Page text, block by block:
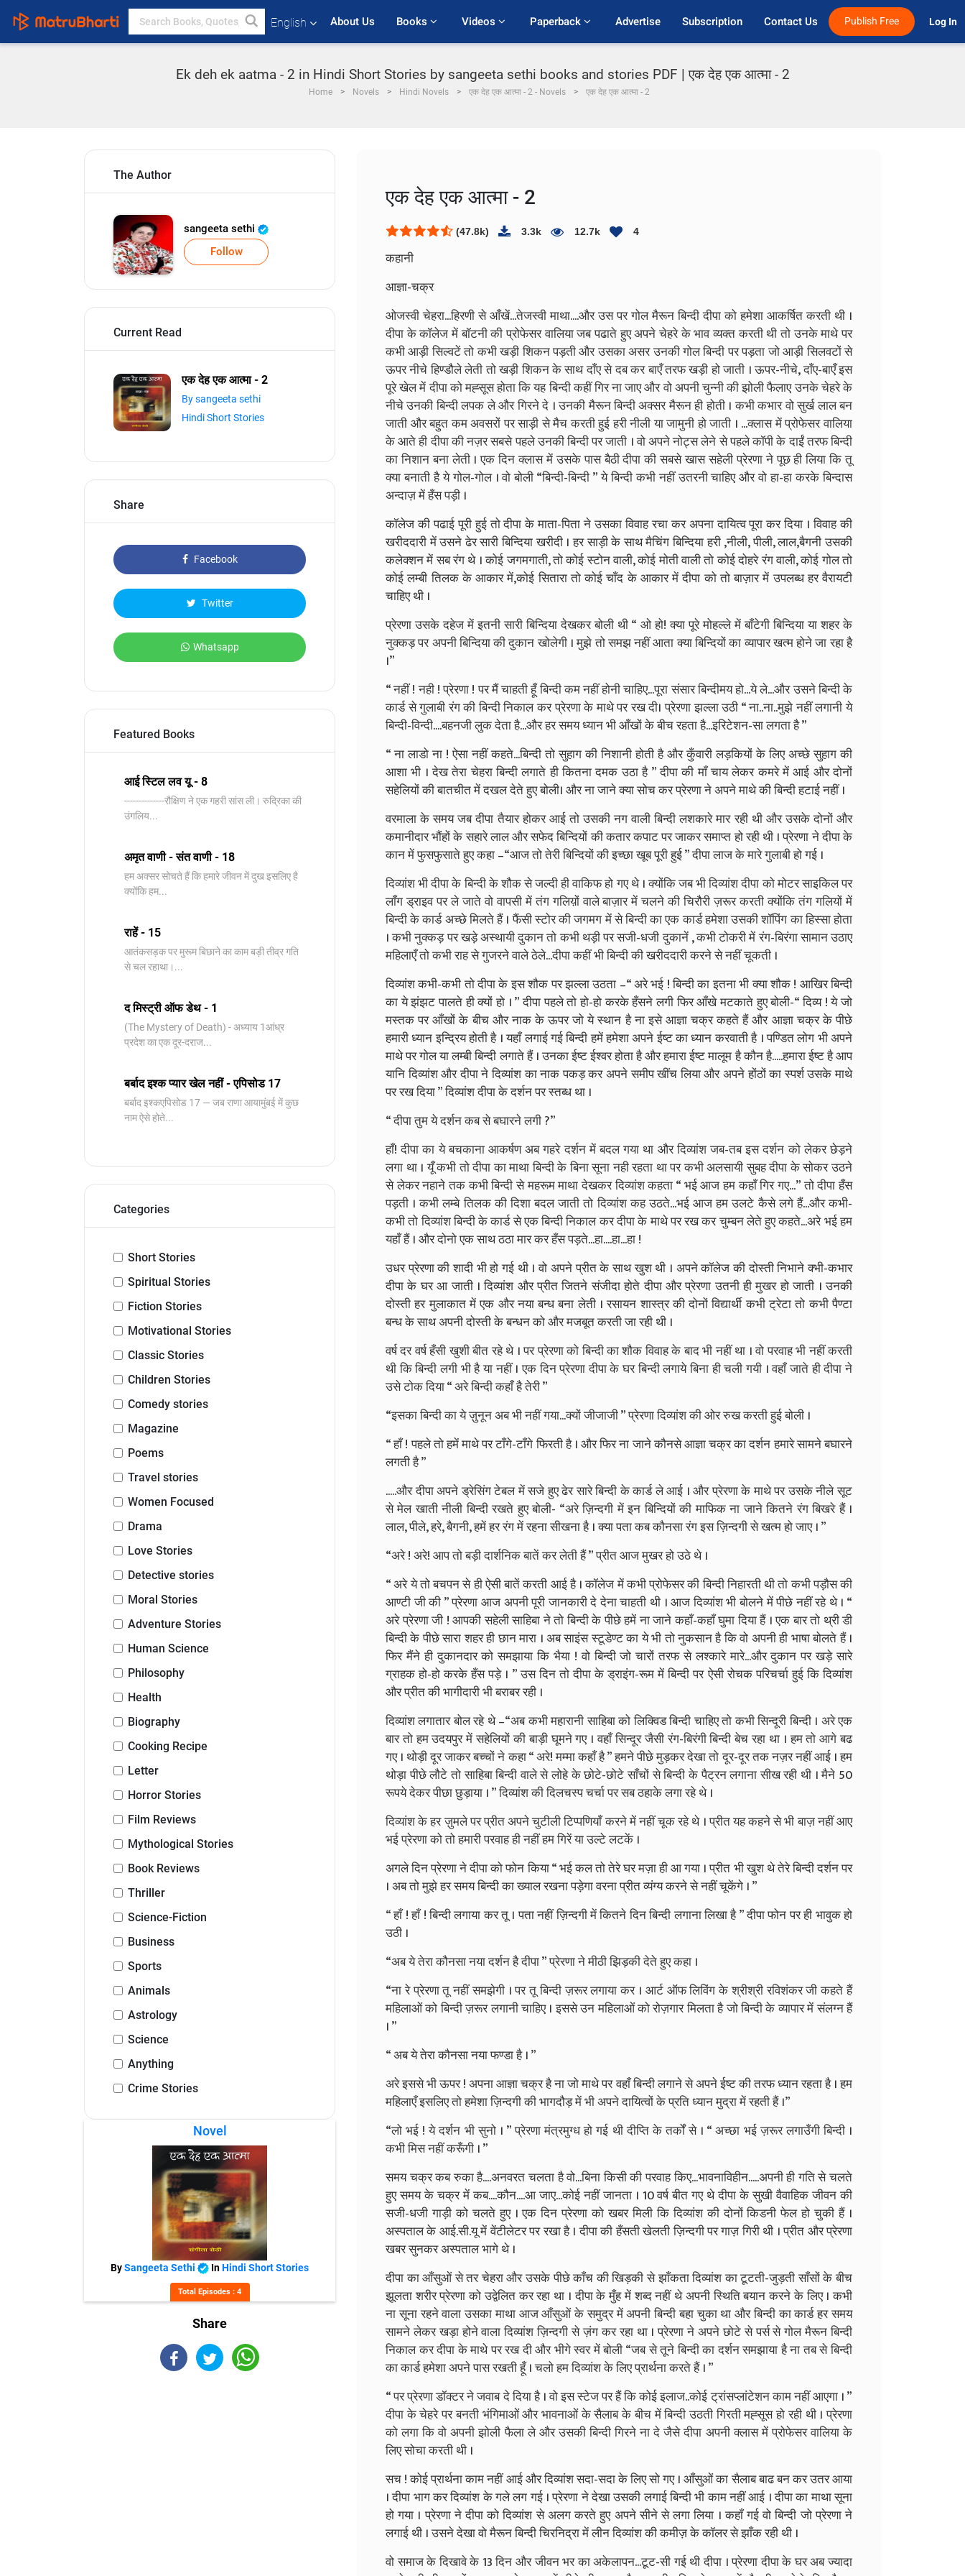
English About Us Books Videos Paperback Advertise Subscription Contact Us Publish Free Log In
Ek deh ek aatma - 2 in Hindi Short Stories by sangeeta sethi books and stories PDF | एक देह एक आत्मा - 2
Home Novels Hindi Novels एक देह एक आत्मा - 2 - Novels एक देह एक आत्मा - 2
The Author
sangeeta sethi
Follow
Current Read
एक देह एक आत्मा - 2
By sangeeta sethi
Hindi Short Stories
Share
Facebook
Twitter
Whatsapp
Featured Books
आई स्टिल लव यू - 8
--------------रौक्षिण ने एक गहरी सांस ली। रुद्रिका की
उंगलिय...
अमृत वाणी - संत वाणी - 18
हम अक्सर सोचते हैं कि हमारे जीवन में दुख इसलिए है
क्योंकि हम...
राहें - 15
आतंकसड़क पर मुरूम बिछाने का काम बड़ी तीव्र गति
से चल रहाथा।...
द मिस्ट्री ऑफ डेथ - 1
(The Mystery of Death) - अध्याय 1आंध्र
प्रदेश का एक दूर-दराज...
बर्बाद इश्क प्यार खेल नहीं - एपिसोड 17
बर्बाद इश्कएपिसोड 17 — जब राणा आयामुंबई में कुछ
नाम ऐसे होते...
Categories
Short Stories
Spiritual Stories
Fiction Stories
Motivational Stories
Classic Stories
Children Stories
Comedy stories
Magazine
Poems
Travel stories
Women Focused
Drama
Love Stories
Detective stories
Moral Stories
Adventure Stories
Human Science
Philosophy
Health
Biography
Cooking Recipe
Letter
Horror Stories
Film Reviews
Mythological Stories
Book Reviews
Thriller
Science-Fiction
Business
Sports
Animals
Astrology
Science
Anything
Crime Stories
Novel
BySangeeta Sethi InHindi Short Stories
Total Episodes : 4
Share
एक देह एक आत्मा - 2
(47.8k) 3.3k 12.7k 4
कहानी
आज्ञा-चक्र
ओजस्वी चेहरा...हिरणी से आँखें...तेजस्वी माथा....और उस पर गोल मैरून बिन्दी दीपा को हमेशा आकर्षित करती थी ।
दीपा के कॉलेज में बॉटनी की प्रोफेसर वालिया जब पढाते हुए अपने चेहरे के भाव व्यक्त करती थी तो उनके माथे पर
कभी आड़ी सिल्वटें तो कभी खड़ी शिकन पड़ती और उसका असर उनकी गोल बिन्दी पर पड़ता जो आड़ी सिलवटों से
ऊपर नीचे हिण्डौले लेती तो खड़ी शिकन के साथ दाँए से दब कर बाएँ तरफ खड़ी हो जाती । ऊपर-नीचे, दाँए-बाएँ इस
पूरे खेल में दीपा को मह्सूस होता कि यह बिन्दी कहीं गिर ना जाए और वो अपनी चुन्नी की झोली फैलाए उनके चेहरे के
नीचे उनकी बिन्दी लपक ले और गिरने दे । उनकी मैरून बिन्दी अक्सर मैरून ही होती । कभी कभार वो सुर्ख लाल बन
जाती और बहुत कम अवसरों पर साड़ी से मैच करती हुई हरी नीली या जामुनी हो जाती । ...क्लास में प्रोफेसर वालिया
के आते ही दीपा की नज़र सबसे पहले उनकी बिन्दी पर जाती । वो अपने नोट्स लेने से पहले कॉपी के दाईं तरफ बिन्दी
का निशान बना लेती । एक दिन क्लास में उसके पास बैठी दीपा की सबसे खास सहेली प्रेरणा ने पूछ ही लिया कि तू
क्या बनाती है ये गोल-गोल । वो बोली “बिन्दी-बिन्दी ” ये बिन्दी कभी नहीं उतरनी चाहिए और वो हा-हा करके बिन्दास
अन्दाज़ में हँस पड़ी ।
कॉलेज की पढाई पूरी हुई तो दीपा के माता-पिता ने उसका विवाह रचा कर अपना दायित्व पूरा कर दिया । विवाह की
खरीददारी में उसने ढेर सारी बिन्दिया खरीदी । हर साड़ी के साथ मैचिंग बिन्दिया हरी ,नीली, पीली, लाल,बैगनी उसकी
कलेक्शन में सब रंग थे । कोई जगमगाती, तो कोई स्टोन वाली, कोई मोती वाली तो कोई दोहरे रंग वाली, कोई गोल तो
कोई लम्बी तिलक के आकार में,कोई सितारा तो कोई चाँद के आकार में दीपा को तो बाज़ार में उपलब्ध हर वैरायटी
चाहिए थी ।
प्रेरणा उसके दहेज में इतनी सारी बिन्दिया देखकर बोली थी “ ओ हो! क्या पूरे मोहल्ले में बाँटेगी बिन्दिया या शहर के
नुक्कड़ पर अपनी बिन्दिया की दुकान खोलेगी । मुझे तो समझ नहीं आता क्या बिन्दियों का व्यापार खत्म होने जा रहा है
।”
“ नहीं ! नही ! प्रेरणा ! पर मैं चाहती हूँ बिन्दी कम नहीं होनी चाहिए...पूरा संसार बिन्दीमय हो...ये ले...और उसने बिन्दी के
कार्ड से गुलाबी रंग की बिन्दी निकाल कर प्रेरणा के माथे पर रख दी। प्रेरणा झल्ला उठी “ ना..ना..मुझे नहीं लगानी ये
बिन्दी-विन्दी....बहनजी लुक देता है...और हर समय ध्यान भी आँखों के बीच रहता है...इरिटेशन-सा लगता है ”
“ ना लाडो ना ! ऐसा नहीं कहते...बिन्दी तो सुहाग की निशानी होती है और कुँवारी लड़कियों के लिए अच्छे सुहाग की
आशा भी । देख तेरा चेहरा बिन्दी लगाते ही कितना दमक उठा है ” दीपा की माँ चाय लेकर कमरे में आई और दोनों
सहेलियों की बातचीत में दखल देते हुए बोली। और ना जाने क्या सोच कर प्रेरणा ने अपने माथे की बिन्दी हटाई नहीं ।
वरमाला के समय जब दीपा तैयार होकर आई तो उसकी नग वाली बिन्दी लशकारे मार रही थी और उसके दोनों और
कमानीदार भौंहों के सहारे लाल और सफेद बिन्दियों की कतार कपाट पर जाकर समाप्त हो रही थी । प्रेरणा ने दीपा के
कान में फुसफुसाते हुए कहा –“आज तो तेरी बिन्दियों की इच्छा खूब पूरी हुई ” दीपा लाज के मारे गुलाबी हो गई ।
दिव्यांश भी दीपा के बिन्दी के शौक से जल्दी ही वाकिफ हो गए थे । क्योंकि जब भी दिव्यांश दीपा को मोटर साइकिल पर
लाँग ड्राइव पर ले जाते वो वापसी में तंग गलिय़ों वाले बाज़ार में चलने की चिरौरी ज़रूर करती क्योंकि तंग गलियों में
बिन्दी के कार्ड अच्छे मिलते हैं । फैंसी स्टोर की जगमग में से बिन्दी का एक कार्ड हमेशा उसकी शॉपिंग का हिस्सा होता
। कभी नुक्कड़ पर खड़े अस्थायी दुकान तो कभी थड़ी पर सजी-धजी दुकानें , कभी टोकरी में रंग-बिरंगा सामान उठाए
महिलाएँ तो कभी राह से गुजरने वाले ठेले...दीपा कहीं भी बिन्दी की खरीददारी करने से नहीं चूकती ।
दिव्यांश कभी-कभी तो दीपा के इस शौक पर झल्ला उठता –“ अरे भई ! बिन्दी का इतना भी क्या शौक ! आखिर बिन्दी
का ये झंझट पालते ही क्यों हो । ” दीपा पहले तो हो-हो करके हँसने लगी फिर आँखे मटकाते हुए बोली-“ दिव्य ! ये जो
मस्तक पर आँखों के बीच और नाक के ऊपर जो ये स्थान है ना इसे आज्ञा चक्र कहते हैं और आज्ञा चक्र के पीछे
हमारी ध्यान इन्द्रिय होती है । यहाँ लगाई गई बिन्दी हमें हमेशा अपने ईष्ट का ध्यान करवाती है । पण्डित लोग भी अपने
माथे पर गोल या लम्बी बिन्दी लगाते हैं । उनका ईष्ट ईश्वर होता है और हमारा ईष्ट मालूम है कौन है.....हमारा ईष्ट है आप
यानि दिव्यांश और दीपा ने दिव्यांश का नाक पकड़ कर अपने समीप खींच लिया और अपने होंठों का स्पर्श उसके माथे
पर रख दिया ” दिव्यांश दीपा के दर्शन पर स्तब्ध था ।
“ दीपा तुम ये दर्शन कब से बघारने लगी ?”
हाँ! दीपा का ये बचकाना आकर्षण अब गहरे दर्शन में बदल गया था और दिव्यांश जब-तब इस दर्शन को लेकर छेड़ने
लगा था । यूँ कभी तो दीपा का माथा बिन्दी के बिना सूना नही रहता था पर कभी अलसायी सुबह दीपा के सोकर उठने
से लेकर नहाने तक कभी बिन्दी से महरूम माथा देखकर दिव्यांश कहता “ भई आज हम कहाँ गिर गए...” तो दीपा हँस
पड़ती । कभी लम्बे तिलक की दिशा बदल जाती तो दिव्यांश कह उठते...भई आज हम उलटे कैसे लगे हैं...और कभी-
कभी तो दिव्यांश बिन्दी के कार्ड से एक बिन्दी निकाल कर दीपा के माथे पर रख कर चुम्बन लेते हुए कहते...अरे भई हम
यहाँ हैं । और दोनो एक साथ ठठा मार कर हँस पड़ते...हा....हा...हा !
उधर प्रेरणा की शादी भी हो गई थी । वो अपने प्रीत के साथ खुश थी । अपने कॉलेज की दोस्ती निभाने क्भी-कभार
दीपा के घर आ जाती । दिव्यांश और प्रीत जितने संजीदा होते दीपा और प्रेरणा उतनी ही मुखर हो जाती । उनकी
दोस्ती हर मुलाकात में एक और नया बन्ध बना लेती । रसायन शास्त्र की दोनों विद्यार्थी कभी ट्रेटा तो कभी पैण्टा
बन्ध के साथ अपनी दोस्ती के बन्धन को और मजबूत करती जा रही थी ।
वर्ष दर वर्ष हँसी खुशी बीत रहे थे । पर प्रेरणा को बिन्दी का शौक विवाह के बाद भी नहीं था । वो परवाह भी नहीं करती
थी कि बिन्दी लगी भी है या नहीं । एक दिन प्रेरणा दीपा के घर बिन्दी लगाये बिना ही चली गयी । वहाँ जाते ही दीपा ने
उसे टोक दिया “ अरे बिन्दी कहाँ है तेरी ”
“इसका बिन्दी का ये ज़ुनून अब भी नहीं गया...क्यों जीजाजी ” प्रेरणा दिव्यांश की ओर रुख करती हुई बोली ।
“ हाँ ! पहले तो हमें माथे पर टाँगे-टाँगे फिरती है । और फिर ना जाने कौनसे आज्ञा चक्र का दर्शन हमारे सामने बघारने
लगती है ”
.....और दीपा अपने ड्रेसिंग टेबल में सजे हुए ढेर सारे बिन्दी के कार्ड ले आई । और प्रेरणा के माथे पर उसके नीले सूट
से मेल खाती नीली बिन्दी रखते हुए बोली- “अरे ज़िन्दगी में इन बिन्दियों की माफिक ना जाने कितने रंग बिखरे हैं ।
लाल, पीले, हरे, बैगनी, हमें हर रंग में रहना सीखना है । क्या पता कब कौनसा रंग इस ज़िन्दगी से खत्म हो जाए । ”
“अरे ! अरे! आप तो बड़ी दार्शनिक बातें कर लेती हैं ” प्रीत आज मुखर हो उठे थे ।
“ अरे ये तो बचपन से ही ऐसी बातें करती आई है । कॉलेज में कभी प्रोफेसर की बिन्दी निहारती थी तो कभी पड़ौस की
आण्टी जी की ” प्रेरणा आज अपनी पूरी जानकारी दे देना चाहती थी । आज दिव्यांश भी बोलने में पीछे नहीं रहे थे । “
अरे प्रेरणा जी ! आपकी सहेली साहिबा ने तो बिन्दी के पीछे हमें ना जाने कहाँ-कहाँ घुमा दिया हैं । एक बार तो थ्री डी
बिन्दी के पीछे सारा शहर ही छान मारा । अब साइंस स्टूडेण्ट का ये भी तो नुकसान है कि वो अपनी ही भाषा बोलते हैं ।
फिर मैंने ही दुकानदार को समझाया कि भैया ! वो बिन्दी जो चारों तरफ से लश्कारे मारे...और दुकान पर खड़े सारे
ग्राहक हो-हो करके हँस पड़े । ” उस दिन तो दीपा के ड्राइंग-रूम में बिन्दी पर ऐसी रोचक परिचर्चा हुई कि दिव्यांश
और प्रीत की भागीदारी भी बराबर रही ।
दिव्यांश लगातार बोल रहे थे –“अब कभी महारानी साहिबा को लिक्विड बिन्दी चाहिए तो कभी सिन्दूरी बिन्दी । अरे एक
बार तो हम उदयपुर में सहेलियों की बाड़ी घूमने गए । वहाँ सिन्दूर जैसी रंग-बिरंगी बिन्दी बेच रहा था । हम तो आगे बढ
गए । थोड़ी दूर जाकर बच्चों ने कहा “ अरे! मम्मा कहाँ है ” हमने पीछे मुड़कर देखा तो दूर-दूर तक नज़र नहीं आई । हम
थोड़ा पीछे लौटे तो साहिबा बिन्दी वाले से लोहे के छोटे-छोटे साँचों से बिन्दी के पैट्रन लगाना सीख रही थी । मैने 50
रूपये देकर पीछा छुड़ाया । ” दिव्यांश की दिलचस्प चर्चा पर सब ठहाके लगा रहे थे ।
दिव्यांश के हर ज़ुमले पर प्रीत अपने चुटीली टिप्पणियाँ करने में नहीं चूक रहे थे । प्रीत यह कहने से भी बाज़ नहीं आए
भई प्रेरणा को तो हमारी परवाह ही नहीं हम गिरें या उल्टे लटकें ।
अगले दिन प्रेरणा ने दीपा को फोन किया “ भई कल तो तेरे घर मज़ा ही आ गया । प्रीत भी खुश थे तेरे बिन्दी दर्शन पर
। अब तो मुझे हर समय बिन्दी का ख्याल रखना पड़ेगा वरना प्रीत व्यंग्य करने से नहीं चूकेंगे । ”
“ हाँ ! हाँ ! बिन्दी लगाया कर तू । पता नहीं ज़िन्दगी में कितने दिन बिन्दी लगाना लिखा है ” दीपा फोन पर ही भावुक हो
उठी ।
“अब ये तेरा कौनसा नया दर्शन है दीपा ” प्रेरणा ने मीठी झिड़की देते हुए कहा ।
“ना रे प्रेरणा तू नहीं समझेगी । पर तू बिन्दी ज़रूर लगाया कर । आर्ट ऑफ लिविंग के श्रीश्री रविशंकर जी कहते हैं
महिलाओं को बिन्दी ज़रूर लगानी चाहिए । इससे उन महिलाओं को रोज़गार मिलता है जो बिन्दी के व्यापार में संलग्न हैं
। ”
“ अब ये तेरा कौनसा नया फण्डा है । ”
अरे इससे भी ऊपर ! अपना आज्ञा चक्र है ना जो माथे पर वहाँ बिन्दी लगाने से अपने ईष्ट की तरफ ध्यान रहता है । हम
महिलाएँ इसलिए तो हमेशा ज़िन्दगी की भागदौड़ में भी अपने दायित्वों के प्रति ध्यान मुद्रा में रहती हैं ।”
“लो भई ! ये दर्शन भी सुनो । ” प्रेरणा मंत्रमुग्ध हो गई थी दीप्ति के तर्कों से । “ अच्छा भई ज़रूर लगाउँगी बिन्दी ।
कभी मिस नहीं करूँगी । ”
समय चक्र कब रुका है....अनवरत चलता है वो...बिना किसी की परवाह किए...भावनाविहीन.....अपनी ही गति से चलते
हुए समय के चक्र में कब....कौन....आ जाए...कोई नहीं जानता । 10 वर्ष बीत गए थे दीपा के सुखी वैवाहिक जीवन की
सजी-धजी गाड़ी को चलते हुए । एक दिन प्रेरणा को खबर मिली कि दिव्यांश की दोनों किडनी फेल हो चुकी हैं ।
अस्पताल के आई.सी.यू में वेंटीलेटर पर रखा है । दीपा की हँसती खेलती ज़िन्दगी पर गाज़ गिरी थी । प्रीत और प्रेरणा
खबर सुनकर अस्पताल भागे थे ।
दीपा का आँसुओं से तर चेहरा और उसके पीछे काँच की खिड़की से झाँकता दिव्यांश का टूटती-जुड़ती साँसों के बीच
झूलता शरीर प्रेरणा को उद्वेलित कर रहा था । दीपा के मुँह में शब्द नहीं थे अपनी स्थिति बयान करने के लिए । कभी
ना सूना रहने वाला उसका माथा आज आँसुओं के समुद्र में अपनी बिन्दी बहा चुका था और बिन्दी का कार्ड हर समय
सामने लेकर खड़ा होने वाला दिव्यांश ज़िन्दगी से ज़ंग कर रहा था । प्रेरणा ने अपने छोटे से पर्स से गोल मैरून बिन्दी
निकाल कर दीपा के माथे पर रख दी और भीगे स्वर में बोली “जब से तूने बिन्दी का दर्शन समझाया है ना तब से बिन्दी
का कार्ड हमेशा अपने पास रखती हूँ । चलो हम दिव्यांश के लिए प्रार्थना करते हैं । ”
“ पर प्रेरणा डॉक्टर ने जवाब दे दिया है । वो इस स्टेज पर हैं कि कोई इलाज..कोई ट्रांसप्लांटेशन काम नहीं आएगा । ”
दीपा के चेहरे पर बनती भंगिमाओं और भावनाओं के सैलाब के बीच में बिन्दी उठती गिरती मह्सूस हो रही थी । प्रेरणा
को लगा कि वो अपनी झोली फैला ले और उसकी बिन्दी गिरने ना दे जैसे दीपा अपनी क्लास में प्रोफेसर वालिया के
लिए सोचा करती थी ।
सच ! कोई प्रार्थना काम नहीं आई और दिव्यांश सदा-सदा के लिए सो गए । आँसुओं का सैलाब बाढ बन कर उतर आया
। दीपा भाग कर दिव्यांश के गले लग गई । प्रेरणा ने देखा उसकी लगाई बिन्दी भी काम नहीं आई । दीपा का माथा सूना
हो गया । प्रेरणा ने दीपा को दिव्यांश से अलग करते हुए अपने सीने से लगा लिया । कहाँ गई वो बिन्दी जो प्रेरणा ने
लगाई थी । उसने देखा वो मैरून बिन्दी चिरनिद्रा में लीन दिव्यांश की कमीज़ के कॉलर से झाँक रही थी ।
वो समाज के दिखावे के 13 दिन और जीवन भर का अकेलापन...टूट-सी गई थी दीपा । प्रेरणा दीपा के घर अब ज्यादा